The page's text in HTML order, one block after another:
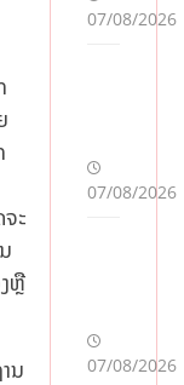
ະ
ຫຼື
ນ
07/08/2026
07/08/2026
07/08/2026